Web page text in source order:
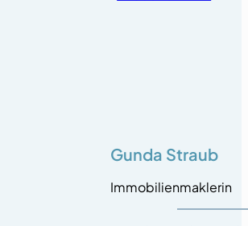
Gunda Straub
Immobilienmaklerin